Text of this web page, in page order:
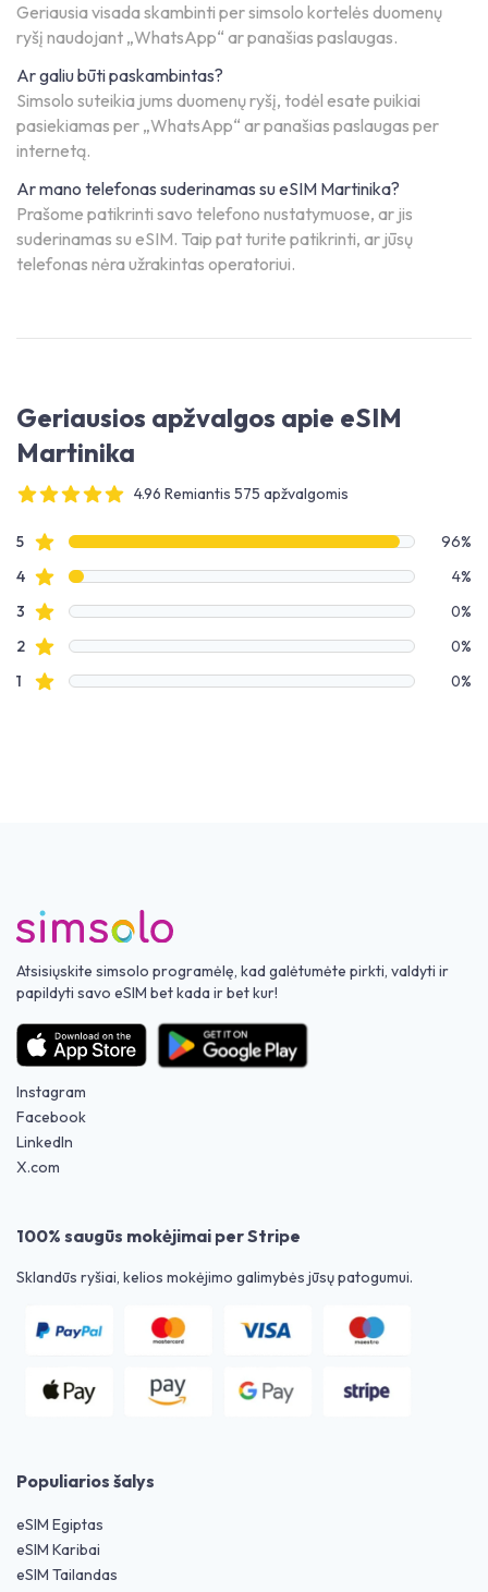
Geriausia visada skambinti per simsolo kortelės duomenų
ryšį naudojant „WhatsApp“ ar panašias paslaugas.
Ar galiu būti paskambintas?
Simsolo suteikia jums duomenų ryšį, todėl esate puikiai
pasiekiamas per „WhatsApp“ ar panašias paslaugas per
internetą.
Ar mano telefonas suderinamas su eSIM Martinika?
Prašome patikrinti savo telefono nustatymuose, ar jis
suderinamas su eSIM. Taip pat turite patikrinti, ar jūsų
telefonas nėra užrakintas operatoriui.
Geriausios apžvalgos apie eSIM
Martinika
4.96 Remiantis 575 apžvalgomis
Apžvalgų duomenys
5Žvaigždučių apžvalgos
96%
4Žvaigždučių apžvalgos
4%
3 Žvaigždučių apžvalgos
0%
2Žvaigždučių apžvalgos
0%
1 Žvaigždučių apžvalgos 0%
Atsisiųskite simsolo programėlę, kad galėtumėte pirkti, valdyti ir
papildyti savo eSIM bet kada ir bet kur!
Instagram
Facebook
LinkedIn
X.com
100% saugūs mokėjimai per Stripe
Sklandūs ryšiai, kelios mokėjimo galimybės jūsų patogumui.
Populiarios šalys
eSIM Egiptas
eSIM Karibai
eSIM Tailandas